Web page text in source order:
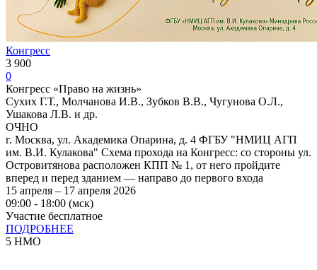
Конгресс
3 900
0
Конгресс «Право на жизнь»
Сухих Г.Т., Молчанова И.В., Зубков В.В., Чугунова О.Л.,
Ушакова Л.В. и др.
ОЧНО
г. Москва, ул. Академика Опарина, д. 4 ФГБУ "НМИЦ АГП
им. В.И. Кулакова" Схема прохода на Конгресс: со стороны ул.
Островитянова расположен КПП № 1, от него пройдите
вперед и перед зданием — направо до первого входа
15 апреля – 17 апреля 2026
09:00 - 18:00 (мск)
Участие бесплатное
ПОДРОБНЕЕ
5 НМО